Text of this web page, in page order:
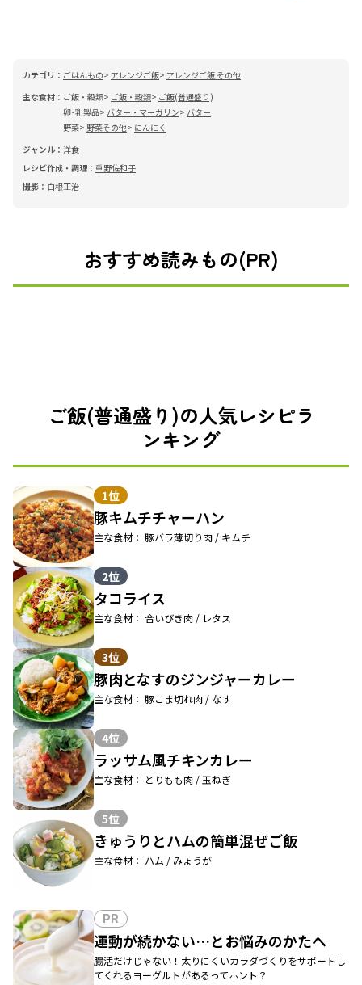
カテゴリ： ごはんもの アレンジご飯
アレンジご飯 その他
主な食材： ご飯・穀類 ご飯・穀類
ご飯(普通盛り)
卵･乳製品
バター・マーガリン
バター
野菜
野菜その他
にんにく
ジャンル： 洋食
レシピ作成・調理： 重野佐和子
撮影： 白根正治
おすすめ読みもの(PR)
ご飯(普通盛り)の人気レシピラ
ンキング
1位
豚キムチチャーハン
主な食材： 豚バラ薄切り肉 / キムチ
2位
タコライス
主な食材： 合いびき肉 / レタス
3位
豚肉となすのジンジャーカレー
主な食材： 豚こま切れ肉 / なす
4位
ラッサム風チキンカレー
主な食材： とりもも肉 / 玉ねぎ
5位
きゅうりとハムの簡単混ぜご飯
主な食材： ハム / みょうが
PR
運動が続かない…とお悩みのかたへ
腸活だけじゃない！太りにくいカラダづくりをサポートし
てくれるヨーグルトがあるってホント？